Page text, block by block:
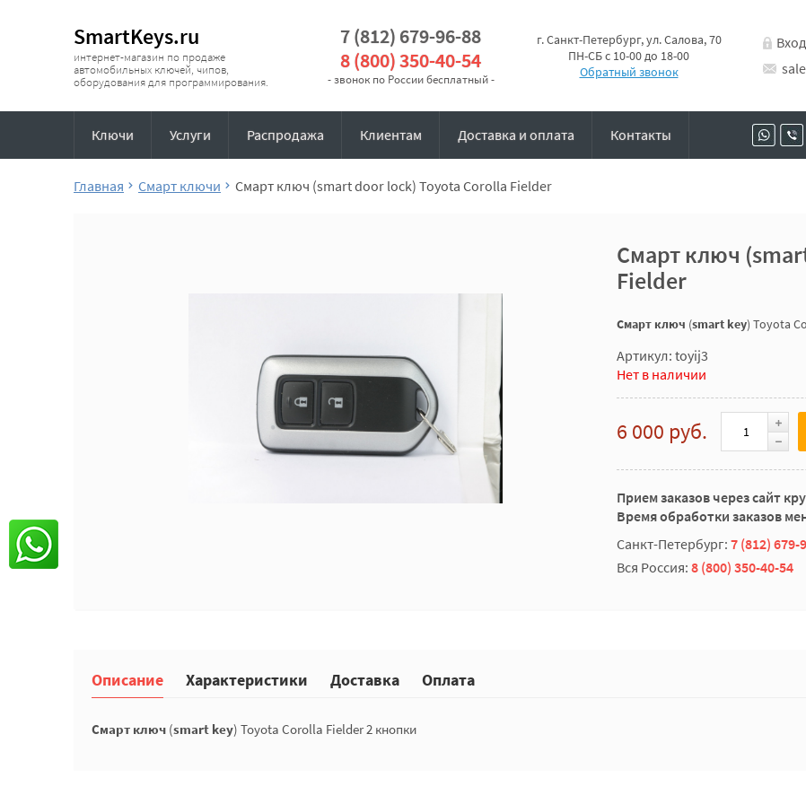
SmartKeys.ru
интернет-магазин по продаже
автомобильных ключей, чипов,
оборудования для программирования.
7 (812) 679-96-88
8 (800) 350-40-54
- звонок по России бесплатный -
г. Санкт-Петербург, ул. Салова, 70
ПН-СБ с 10-00 до 18-00
Обратный звонок
Вход
Ключи Услуги Распродажа Клиентам Доставка и оплата Контакты
Главная Смарт ключи Смарт ключ (smart door lock) Toyota Corolla Fielder
Смарт ключ
Fielder
Смарт ключ (smart key) Toyota
Артикул: toyij3
Нет в наличии
6 000 руб.
Прием заказов через сайт
Время обработки заказов
Санкт-Петербург: 7 (812) 679-
Вся Россия: 8 (800) 350-40-54
Описание Характеристики Доставка Оплата
Смарт ключ (smart key) Toyota Corolla Fielder 2 кнопки